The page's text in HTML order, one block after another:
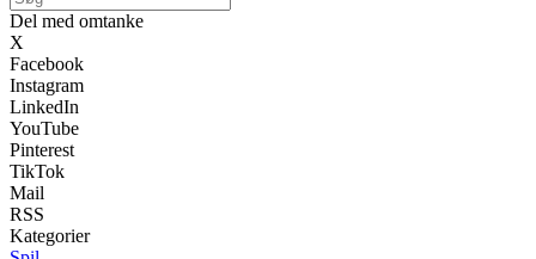
Del med omtanke
X
Facebook
Instagram
LinkedIn
YouTube
Pinterest
TikTok
Mail
RSS
Kategorier